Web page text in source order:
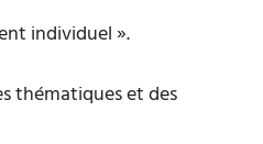
individuel ».
thématiques et des